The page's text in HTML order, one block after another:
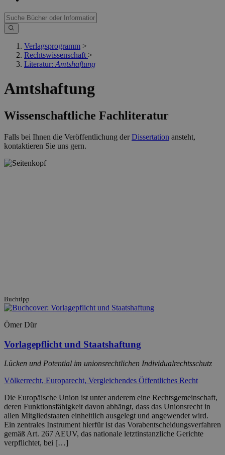
Verlagsprogramm >
Rechtswissenschaft >
Literatur: Amtshaftung
Amtshaftung
Wissenschaftliche Fachliteratur
Falls bei Ihnen die Veröffentlichung derDissertation ansteht,
kontaktieren Sie uns gern.
Buchtipp
Ömer Dür
Vorlagepflicht und Staatshaftung
Lücken und Potential im unionsrechtlichen Individualrechtsschutz
Völkerrecht, Europarecht, Vergleichendes Öffentliches Recht
Die Europäische Union ist unter anderem eine Rechtsgemeinschaft,
deren Funktionsfähigkeit davon abhängt, dass das Unionsrecht in
allen Mitgliedstaaten einheitlich ausgelegt und angewendet wird.
Ein zentrales Instrument hierfür ist das Vorabentscheidungsverfahren
gemäß Art. 267 AEUV, das nationale letztinstanzliche Gerichte
verpflichtet, bei […]